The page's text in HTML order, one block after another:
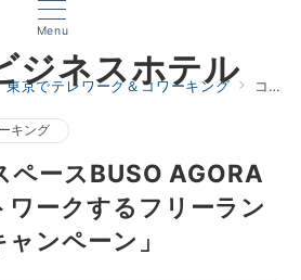
Menu
ジネスホテル
東京でテレワーク＆コワーキング コワーキングスペースBUSO AGORA町田「リモートワークするフリーランサー春の応援キャンペーン」
キング
ペースBUSO AGORA
ワークするフリーラン
ンペーン」